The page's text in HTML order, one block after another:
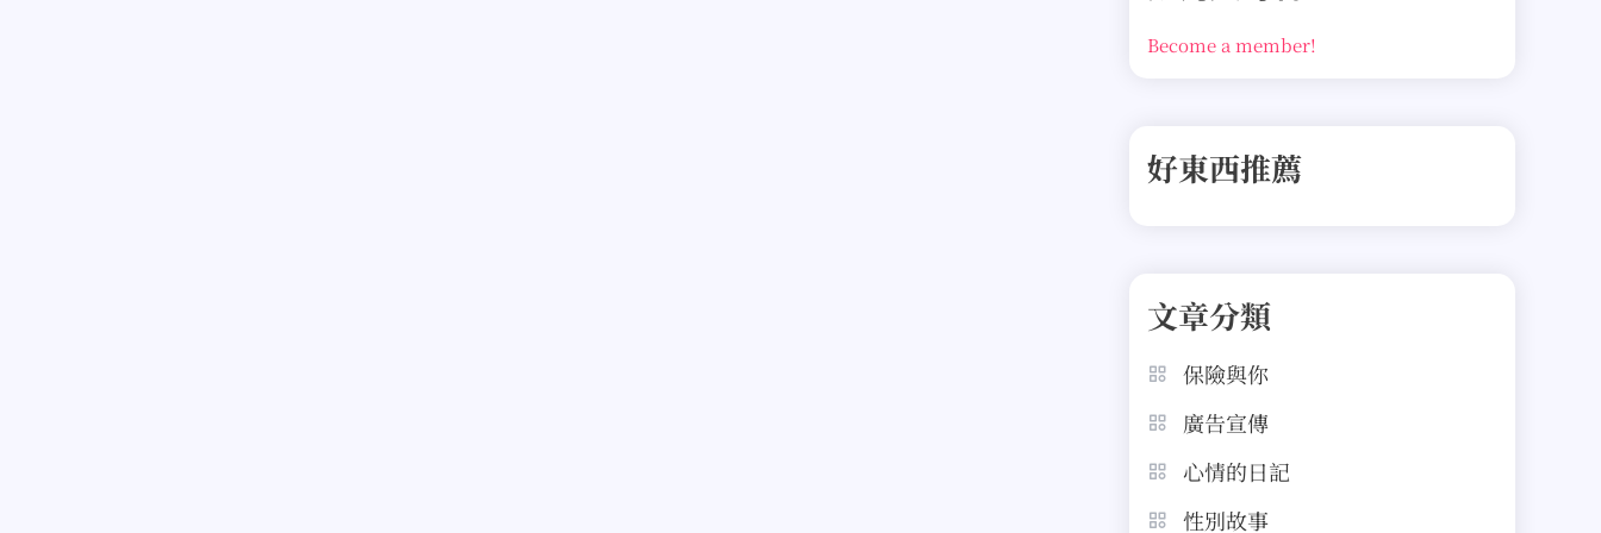
Become a member!
好東西推薦
文章分類
保險與你
廣告宣傳
心情的日記
性別故事